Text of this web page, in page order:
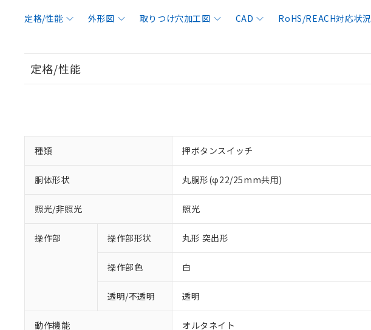
定格/性能 外形図 取りつけ穴加工図 CAD RoHS/REACH対応状況
定格/性能
種類 押ボタンスイッチ
胴体形状 丸胴形(φ22/25mm共用)
照光/非照光 照光
操作部 操作部形状 丸形 突出形
操作部色 白
透明/不透明 透明
動作機能 オルタネイト